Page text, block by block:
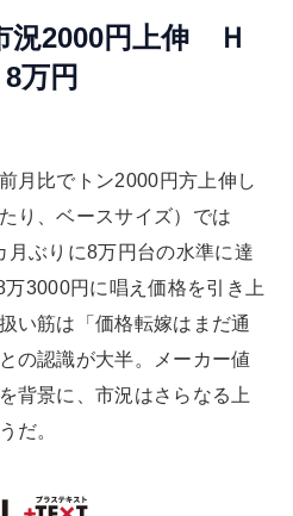
況2000円上伸 Ｈ
万円
月比でトン2000円方上伸し
り、ベースサイズ）では
ぶりに8万円台の水準に達
3000円に唱え価格を引き上
い筋は「価格転嫁はまだ通
の認識が大半。メーカー値
背景に、市況はさらなる上
だ。